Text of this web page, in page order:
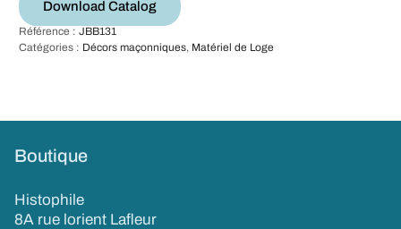
Download Catalog
Référence : JBB131
Catégories : Décors maçonniques, Matériel de Loge
Boutique
Histophile
8A rue lorient Lafleur